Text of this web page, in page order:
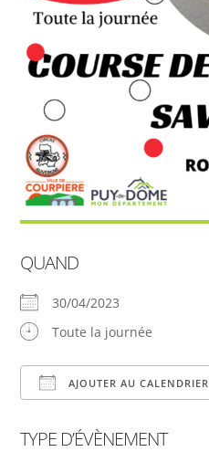
QUAND
30/04/2023
Toute la journée
AJOUTER AU CALENDRIER
TYPE D’ÉVÈNEMENT